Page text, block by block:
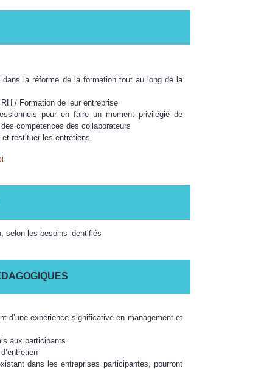
la réforme de la formation tout au long de la
/ Formation de leur entreprise
pour en faire un moment privilégié de
compétences des collaborateurs
restituer les entretiens
selon les besoins identifiés
d’une expérience significative en management et
aux participants
dans les entreprises participantes, pourront